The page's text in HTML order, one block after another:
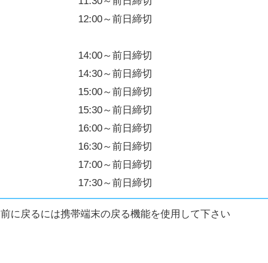
12:00～前日締切
14:00～前日締切
14:30～前日締切
15:00～前日締切
15:30～前日締切
16:00～前日締切
16:30～前日締切
17:00～前日締切
17:30～前日締切
前に戻るには携帯端末の戻る機能を使用して下さい